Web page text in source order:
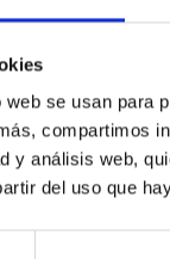
se usan para
compartimos
y análisis web,
del uso que